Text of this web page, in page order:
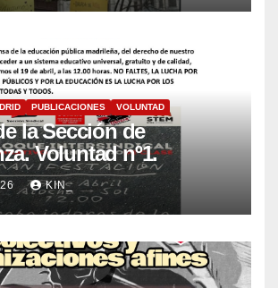
PUBLICACIONES VOLUNTAD
la Sección de
Voluntad nº1.
KIN_